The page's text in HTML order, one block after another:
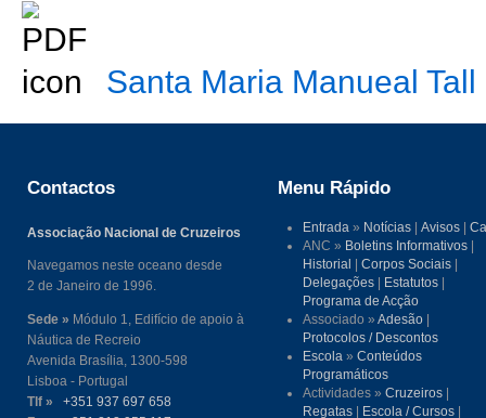
Santa Maria Manueal
Contactos
Associação Nacional de Cruzeiros
Navegamos neste oceano desde
2 de Janeiro de 1996.
Sede » Módulo 1, Edifício de apoio à
Náutica de Recreio
Avenida Brasília, 1300-598
Lisboa - Portugal
Tlf »
+351 937 697 658
Menu Rápido
Entrada » Notícias |Avisos |
ANC » Boletins Informativos
Historial
|Corpos Sociais
Delegações
Estatutos
Programa de Acção
Associado »Adesão
Protocolos / Descontos
Escola »Conteúdos
Programáticos
Actividades »Cruzeiros
Regatas
Escola / Cursos